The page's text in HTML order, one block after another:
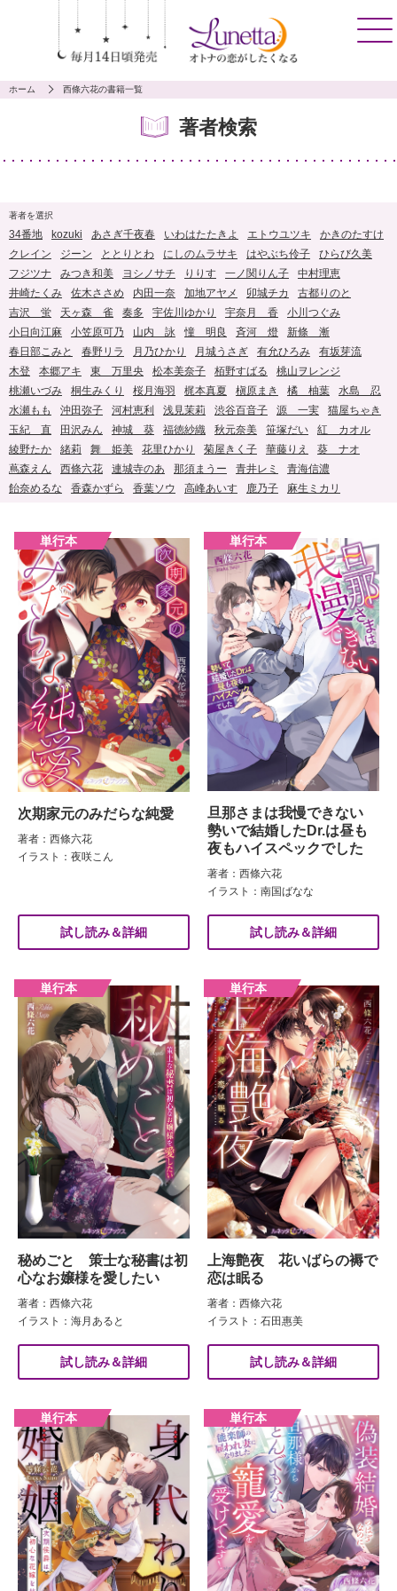
ホーム 西條六花の書籍一覧
著者検索
著者を選択
34番地 kozuki あさぎ千夜春 いわはたたきよ エトウユツキ
かきのたすけ
クレイン
ジーン ととりとわ にしのムラサキ はやぶち伶子
ひらび久美
フジツナ
みつき和美 ヨシノサチ りりす 一ノ関りん子
中村理恵
井崎たくみ
佐木ささめ 内田一奈 加地アヤメ 卯城チカ
古都りのと
吉沢 蛍
天ヶ森 雀 奏多 宇佐川ゆかり 宇奈月 香
小川つぐみ
小日向江麻
小笠原可乃 山内 詠 憧 明良 斉河 燈
新條 漸
春日部こみと
春野リラ 月乃ひかり 月城うさぎ 有允ひろみ
有坂芽流
木登
本郷アキ 東 万里央 松本美奈子 栢野すばる
桃山ヲレンジ
桃瀬いづみ
桐生みくり 桜月海羽 梶本真夏 槇原まき 橘 柚葉
水島 忍
水瀬もも
沖田弥子 河村恵利 浅見茉莉 渋谷百音子 源 一実
猫屋ちゃき
玉紀 直
田沢みん 神城 葵 福徳紗織 秋元奈美 笹塚だい
紅 カオル
綾野たか
緒莉 舞 姫美 花里ひかり 菊屋きく子 華藤りえ
葵 ナオ
蔦森えん
西條六花 連城寺のあ 那須まうー 青井レミ
青海信濃
飴奈めるな
香森かずら 香葉ソウ 高峰あいす 鹿乃子 麻生ミカリ
次期家元のみだらな純愛
著者：西條六花
イラスト：夜咲こん
試し読み＆詳細
旦那さまは我慢できない
勢いで結婚したDr.は昼も
夜もハイスペックでした
著者：西條六花
イラスト：南国ばなな
試し読み＆詳細
秘めごと 策士な秘書は初
心なお嬢様を愛したい
著者：西條六花
イラスト：海月あると
試し読み＆詳細
上海艶夜 花いばらの褥で
恋は眠る
著者：西條六花
イラスト：石田惠美
試し読み＆詳細